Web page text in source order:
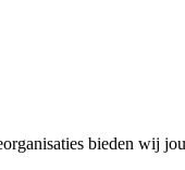
bieden wij